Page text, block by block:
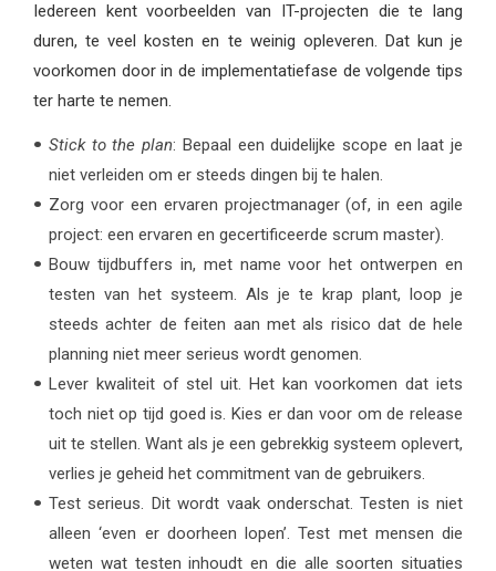
Iedereen kent voorbeelden van IT-projecten die te lang
duren, te veel kosten en te weinig opleveren. Dat kun je
voorkomen door in de implementatiefase de volgende tips
ter harte te nemen.
Stick to the plan: Bepaal een duidelijke scope en laat je
niet verleiden om er steeds dingen bij te halen.
Zorg voor een ervaren projectmanager (of, in een agile
project: een ervaren en gecertificeerde scrum master).
Bouw tijdbuffers in, met name voor het ontwerpen en
testen van het systeem. Als je te krap plant, loop je
steeds achter de feiten aan met als risico dat de hele
planning niet meer serieus wordt genomen.
Lever kwaliteit of stel uit. Het kan voorkomen dat iets
toch niet op tijd goed is. Kies er dan voor om de release
uit te stellen. Want als je een gebrekkig systeem oplevert,
verlies je geheid het commitment van de gebruikers.
Test serieus. Dit wordt vaak onderschat. Testen is niet
alleen ‘even er doorheen lopen’. Test met mensen die
weten wat testen inhoudt en die alle soorten situaties